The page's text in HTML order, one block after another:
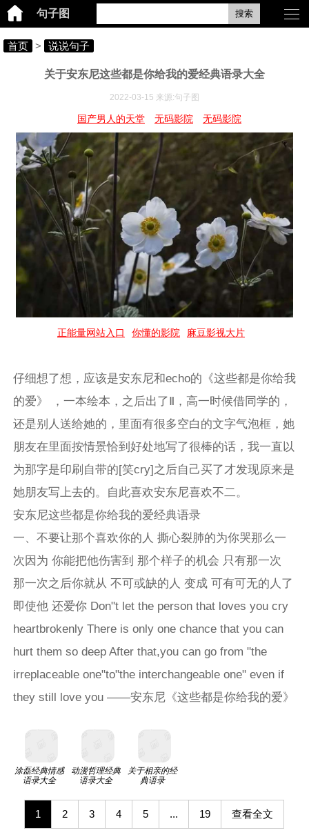
句子图 搜索
首页 > 说说句子
关于安东尼这些都是你给我的爱经典语录大全
2022-03-15 来源:句子图
国产男人的天堂 无码影院 无码影院
正能量网站入口 你懂的影院 麻豆影视大片
仔细想了想，应该是安东尼和echo的《这些都是你给我
的爱》 ，一本绘本，之后出了Ⅱ，高一时候借同学的，
还是别人送给她的，里面有很多空白的文字气泡框，她
朋友在里面按情景恰到好处地写了很棒的话，我一直以
为那字是印刷自带的[笑cry]之后自己买了才发现原来是
她朋友写上去的。自此喜欢安东尼喜欢不二。
安东尼这些都是你给我的爱经典语录
一、不要让那个喜欢你的人 撕心裂肺的为你哭那么一
次因为 你能把他伤害到 那个样子的机会 只有那一次
那一次之后你就从 不可或缺的人 变成 可有可无的人了
即使他 还爱你 Don"t let the person that loves you cry
heartbrokenly There is only one chance that you can
hurt them so deep After that,you can go from "the
irreplaceable one"to"the interchangeable one" even if
they still love you ——安东尼《这些都是你给我的爱》
涂磊经典情感
语录大全
动漫哲理经典
语录大全
关于相亲的经
典语录
1 2 3 4 5 ... 19 查看全文